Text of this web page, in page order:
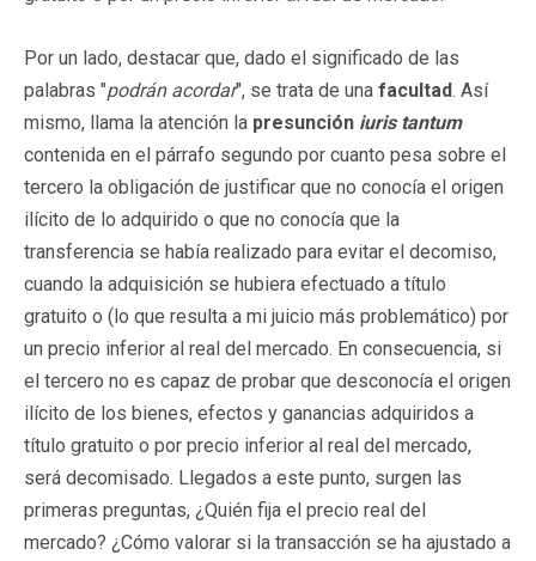
Por un lado, destacar que, dado el significado de las
palabras "podrán acordar", se trata de una facultad. Así
mismo, llama la atención la presunción iuris tantum
contenida en el párrafo segundo por cuanto pesa sobre el
tercero la obligación de justificar que no conocía el origen
ilícito de lo adquirido o que no conocía que la
transferencia se había realizado para evitar el decomiso,
cuando la adquisición se hubiera efectuado a título
gratuito o (lo que resulta a mi juicio más problemático) por
un precio inferior al real del mercado. En consecuencia, si
el tercero no es capaz de probar que desconocía el origen
ilícito de los bienes, efectos y ganancias adquiridos a
título gratuito o por precio inferior al real del mercado,
será decomisado. Llegados a este punto, surgen las
primeras preguntas, ¿Quién fija el precio real del
mercado? ¿Cómo valorar si la transacción se ha ajustado a